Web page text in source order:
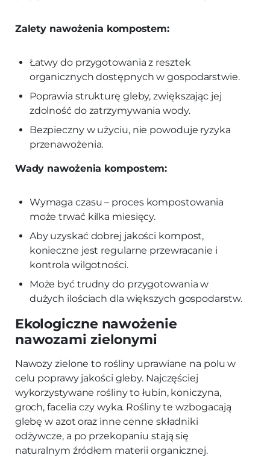
Zalety nawożenia kompostem:
Łatwy do przygotowania z resztek
organicznych dostępnych w gospodarstwie.
Poprawia strukturę gleby, zwiększając jej
zdolność do zatrzymywania wody.
Bezpieczny w użyciu, nie powoduje ryzyka
przenawożenia.
Wady nawożenia kompostem:
Wymaga czasu – proces kompostowania
może trwać kilka miesięcy.
Aby uzyskać dobrej jakości kompost,
konieczne jest regularne przewracanie i
kontrola wilgotności.
Może być trudny do przygotowania w
dużych ilościach dla większych gospodarstw.
Ekologiczne nawożenie
nawozami zielonymi
Nawozy zielone to rośliny uprawiane na polu w
celu poprawy jakości gleby. Najczęściej
wykorzystywane rośliny to łubin, koniczyna,
groch, facelia czy wyka. Rośliny te wzbogacają
glebę w azot oraz inne cenne składniki
odżywcze, a po przekopaniu stają się
naturalnym źródłem materii organicznej.